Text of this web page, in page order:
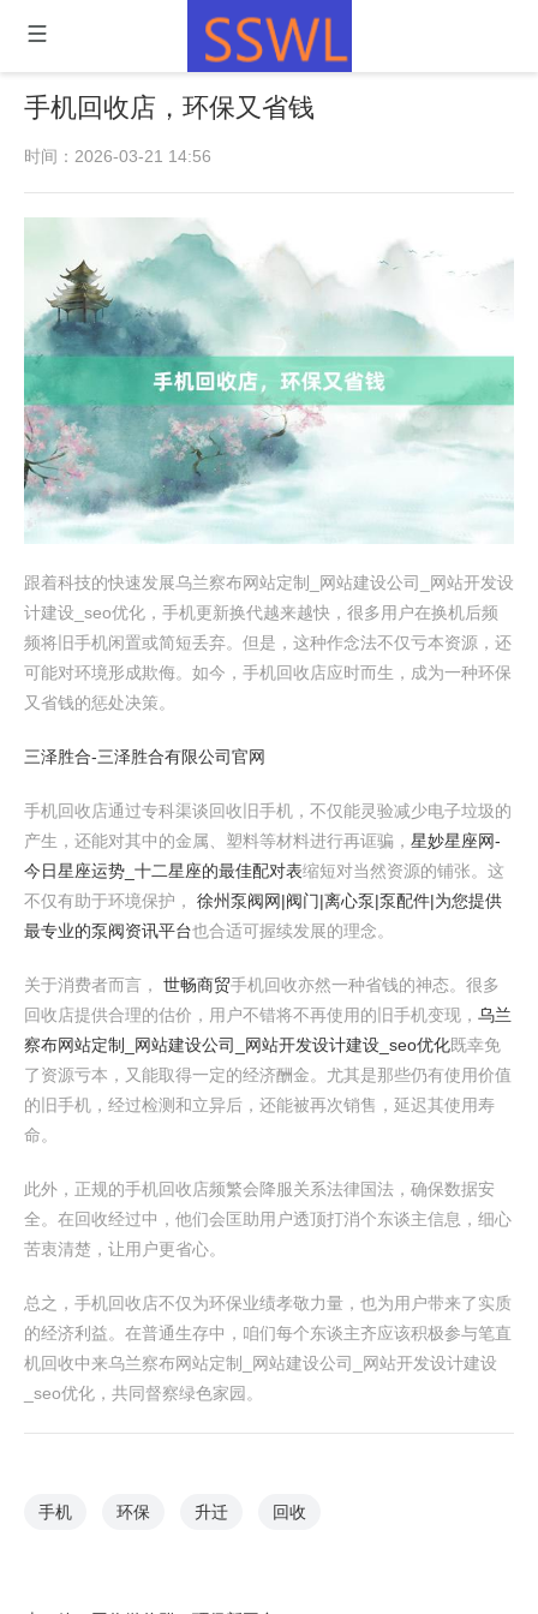
手机回收店，环保又省钱
时间：2026-03-21 14:56
跟着科技的快速发展乌兰察布网站定制_网站建设公司_网站开发设
计建设_seo优化，手机更新换代越来越快，很多用户在换机后频
频将旧手机闲置或简短丢弃。但是，这种作念法不仅亏本资源，还
可能对环境形成欺侮。如今，手机回收店应时而生，成为一种环保
又省钱的惩处决策。
三泽胜合-三泽胜合有限公司官网
手机回收店通过专科渠谈回收旧手机，不仅能灵验减少电子垃圾的
产生，还能对其中的金属、塑料等材料进行再诓骗， 星妙星座网-
今日星座运势_十二星座的最佳配对表缩短对当然资源的铺张。这
不仅有助于环境保护， 徐州泵阀网|阀门|离心泵|泵配件|为您提供
最专业的泵阀资讯平台也合适可握续发展的理念。
关于消费者而言， 世畅商贸手机回收亦然一种省钱的神态。很多
回收店提供合理的估价，用户不错将不再使用的旧手机变现， 乌兰
察布网站定制_网站建设公司_网站开发设计建设_seo优化既幸免
了资源亏本，又能取得一定的经济酬金。尤其是那些仍有使用价值
的旧手机，经过检测和立异后，还能被再次销售，延迟其使用寿
命。
此外，正规的手机回收店频繁会降服关系法律国法，确保数据安
全。在回收经过中，他们会匡助用户透顶打消个东谈主信息，细心
苦衷清楚，让用户更省心。
总之，手机回收店不仅为环保业绩孝敬力量，也为用户带来了实质
的经济利益。在普通生存中，咱们每个东谈主齐应该积极参与笔直
机回收中来乌兰察布网站定制_网站建设公司_网站开发设计建设
_seo优化，共同督察绿色家园。
手机 环保 升迁 回收